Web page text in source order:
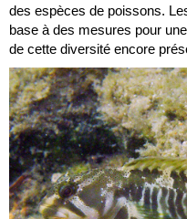
des espèces de poissons.
base à des mesures pour
de cette diversité encore